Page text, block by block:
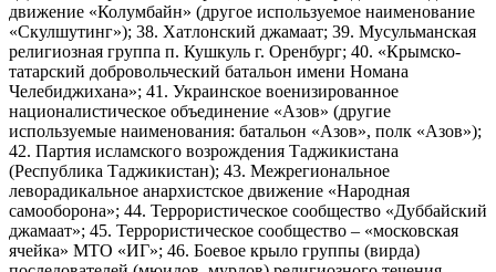
движение «Колумбайн» (другое используемое наименование
«Скулшутинг»); 38. Хатлонский джамаат; 39. Мусульманская
религиозная группа п. Кушкуль г. Оренбург; 40. «Крымско-
татарский добровольческий батальон имени Номана
Челебиджихана»; 41. Украинское военизированное
националистическое объединение «Азов» (другие
используемые наименования: батальон «Азов», полк «Азов»);
42. Партия исламского возрождения Таджикистана
(Республика Таджикистан); 43. Межрегиональное
леворадикальное анархистское движение «Народная
самооборона»; 44. Террористическое сообщество «Дуббайский
джамаат»; 45. Террористическое сообщество – «московская
ячейка» МТО «ИГ»; 46. Боевое крыло группы (вирда)